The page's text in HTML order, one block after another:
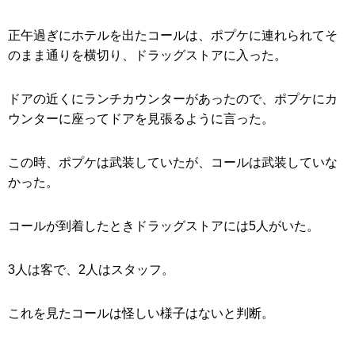
正午過ぎにホテルを出たコールは、ポプケに連れられてそ
のまま通りを横切り、ドラッグストアに入った。
ドアの近くにランチカウンターがあったので、ポプケにカ
ウンターに座ってドアを見張るように言った。
この時、ポプケは武装していたが、コールは武装していな
かった。
コールが到着したときドラッグストアには5人がいた。
3人は客で、2人はスタッフ。
これを見たコールは怪しい様子はないと判断。